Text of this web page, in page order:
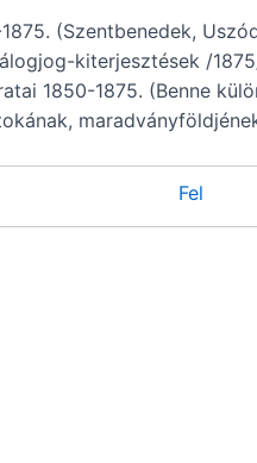
(Szentbenedek,
kiterjesztések /
1850-1875. (Benne
Fel